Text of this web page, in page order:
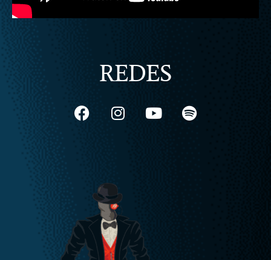
REDES